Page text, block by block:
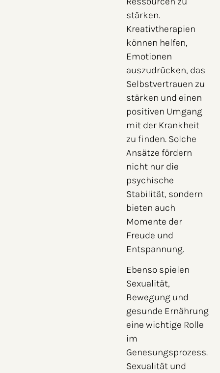
stärken.
Kreativtherapien
können helfen,
Emotionen
auszudrücken, das
Selbstvertrauen zu
stärken und einen
positiven Umgang
mit der Krankheit
zu finden. Solche
Ansätze fördern
nicht nur die
psychische
Stabilität, sondern
bieten auch
Momente der
Freude und
Entspannung.
Ebenso spielen
Sexualität,
Bewegung und
gesunde Ernährung
eine wichtige Rolle
im
Genesungsprozess.
Sexualität und